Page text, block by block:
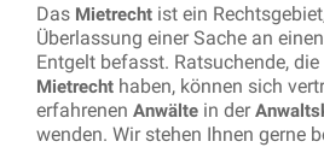
Das Mietrecht ist ein
Überlassung einer Sache an
Entgelt befasst. Ratsuchende,
Mietrecht haben, können sich
erfahrenen Anwälte in der
wenden. Wir stehen Ihnen gerne